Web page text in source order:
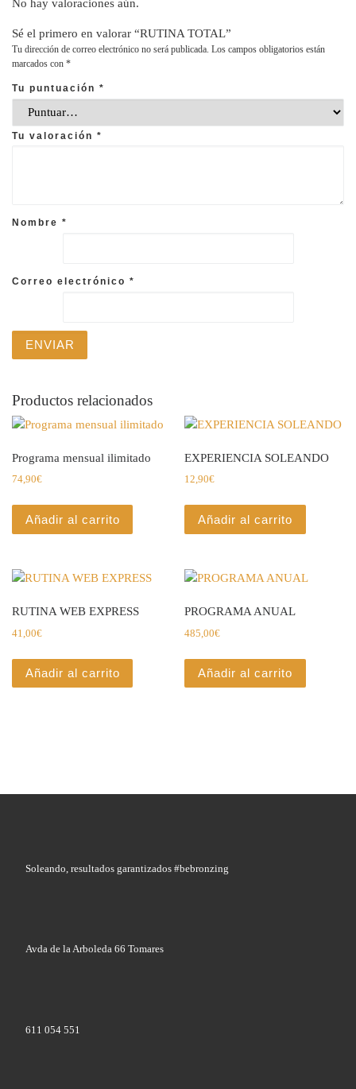
No hay valoraciones aún.
Sé el primero en valorar “RUTINA TOTAL”
Tu dirección de correo electrónico no será publicada. Los campos obligatorios están
marcados con *
Tu puntuación *
Tu valoración *
Nombre *
Correo electrónico *
Productos relacionados
Programa mensual ilimitado
74,90€
Añadir al carrito
EXPERIENCIA SOLEANDO
12,90€
Añadir al carrito
RUTINA WEB EXPRESS
41,00€
Añadir al carrito
PROGRAMA ANUAL
485,00€
Añadir al carrito
Soleando, resultados garantizados #bebronzing
Avda de la Arboleda 66 Tomares
611 054 551